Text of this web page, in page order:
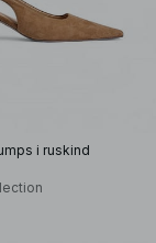
i ruskind